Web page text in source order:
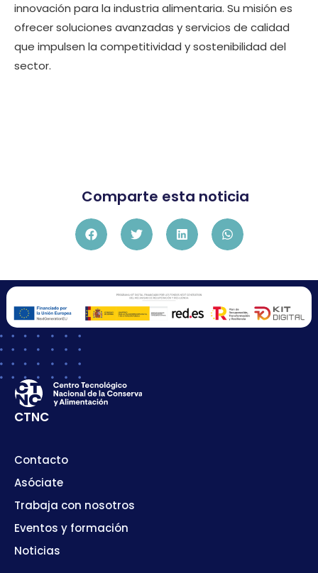
innovación para la industria alimentaria. Su misión es
ofrecer soluciones avanzadas y servicios de calidad
que impulsen la competitividad y sostenibilidad del
sector.
Comparte esta noticia
CTNC
Contacto
Asóciate
Trabaja con nosotros
Eventos y formación
Noticias